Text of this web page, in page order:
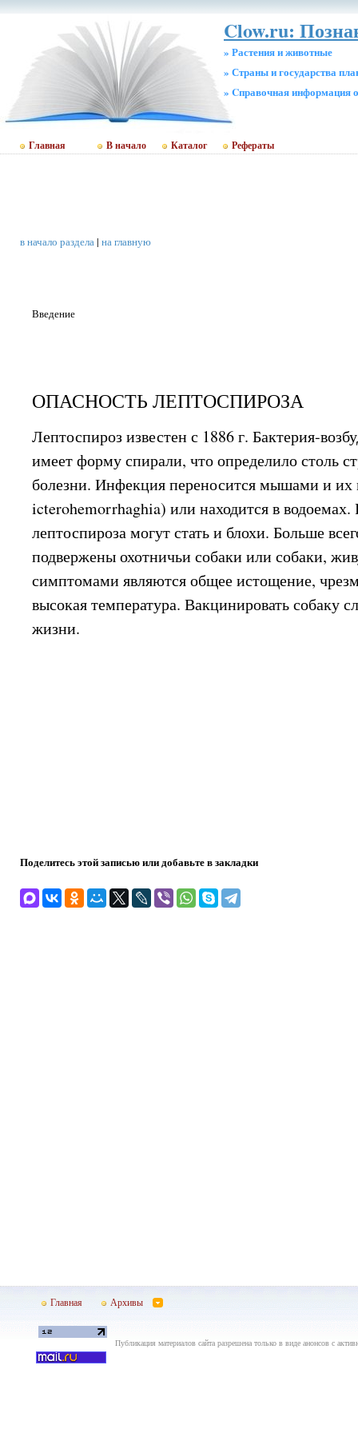
Clow.ru:
» Растения и животные
» Страны и государства
» Cправочная информация
Главная В начало Каталог Рефераты
в начало раздела| на главную
Введение
ОПАСНОСТЬ ЛЕПТОСПИРОЗА
Лептоспироз известен с 1886 г. Бактерия-
имеет форму спирали, что определило столь
болезни. Инфекция переносится мышами и
icterohemorrhaghia) или находится в
лептоспироза могут стать и блохи. Больше
подвержены охотничьи собаки или собаки,
симптомами являются общее истощение,
высокая температура. Вакцинировать собаку
жизни.
Поделитесь этой записью или добавьте в закладки
Главная Архивы
Публикация материалов сайта разрешена только в виде анонсов с